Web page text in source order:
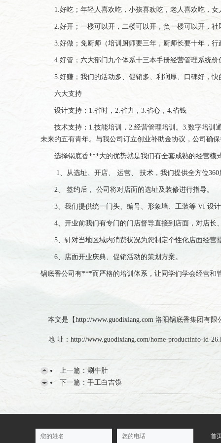
1.好吃；年轻人喜欢吃，小孩喜欢吃，老人喜欢吃，女
2.好开；一楼可以开，二楼可以开，负一楼可以开，社
3.好做；免厨师（培训厨师要三年，厨师长要十年，行
4.好管；六大部门九个体系十三本手册经营管理系统价
5.好赚；我们的活动多、促销多、利润厚、口碑好，快
六大支持
设计支持；1.省时，2.省力，3.省心，4.省钱
技术支持；1.技能培训，2.经营管理培训。3.数字培训
未来的五有青年。与我公司订立创业补助金协议，公司确
选择锅底香***大的优势就是我们有全套成熟的经营模
1、从选址、开店、 运营、 技术，我们提供全方位360
2、 签约后， 公司将对店面的选址及装修进行指导。
3、我们提供统一门头、编号、形象墙、工装等 VI 设计
4、开业前我们有专门的门店督导直接到店面，对店长
5、针对当地区域内消费状况为您制定个性化店面经营
6、店面开业庆典、促销活动的策划方案。
锅底香公司有***而严格的培训体系，让同学们学会经营和
本文是【http://www.guodixiang.com 洛阳锅底香集团有
地 址：http://www.guodixiang.com/home-productinfo-id-
上一篇： 涮牛肚
下一篇： 手工白吉馍
首